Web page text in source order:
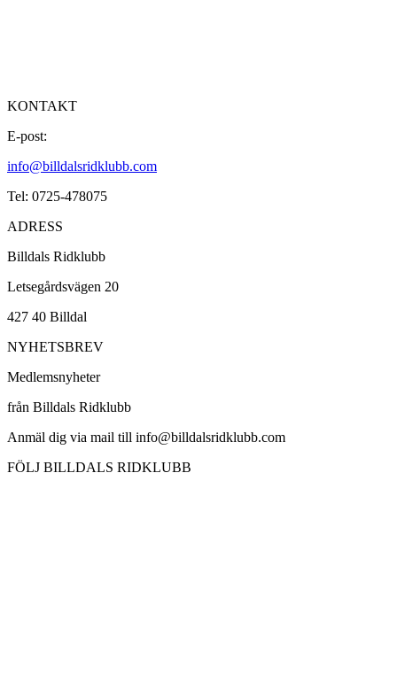
KONTAKT
E-post:
info@billdalsridklubb.com
Tel: 0725-478075
ADRESS
Billdals Ridklubb
Letsegårdsvägen 20
427 40 Billdal
NYHETSBREV
Medlemsnyheter
från Billdals Ridklubb
Anmäl dig via mail till info@billdalsridklubb.com
FÖLJ BILLDALS RIDKLUBB